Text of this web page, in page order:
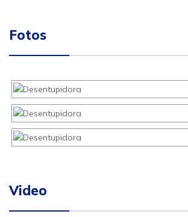
Fotos
Video